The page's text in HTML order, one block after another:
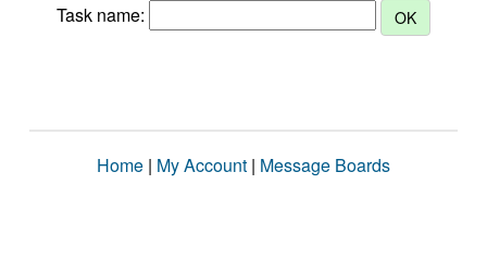
Task name:
Home | My Account | Message Boards